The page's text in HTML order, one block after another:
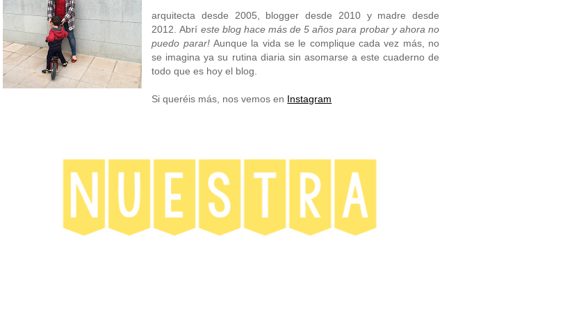
arquitecta desde 2005, blogger desde 2010 y madre desde
2012. Abrí este blog hace más de 5 años para probar y ahora no
puedo parar! Aunque la vida se le complique cada vez más, no
se imagina ya su rutina diaria sin asomarse a este cuaderno de
todo que es hoy el blog.
Si queréis más, nos vemos en Instagram